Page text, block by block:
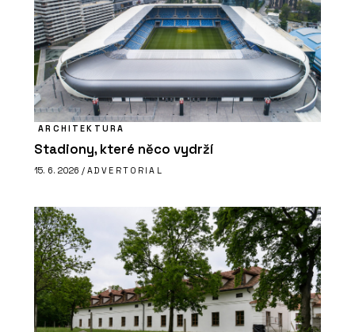
ARCHITEKTURA
Stadiony, které něco vydrží
15. 6. 2026 / ADVERTORIAL